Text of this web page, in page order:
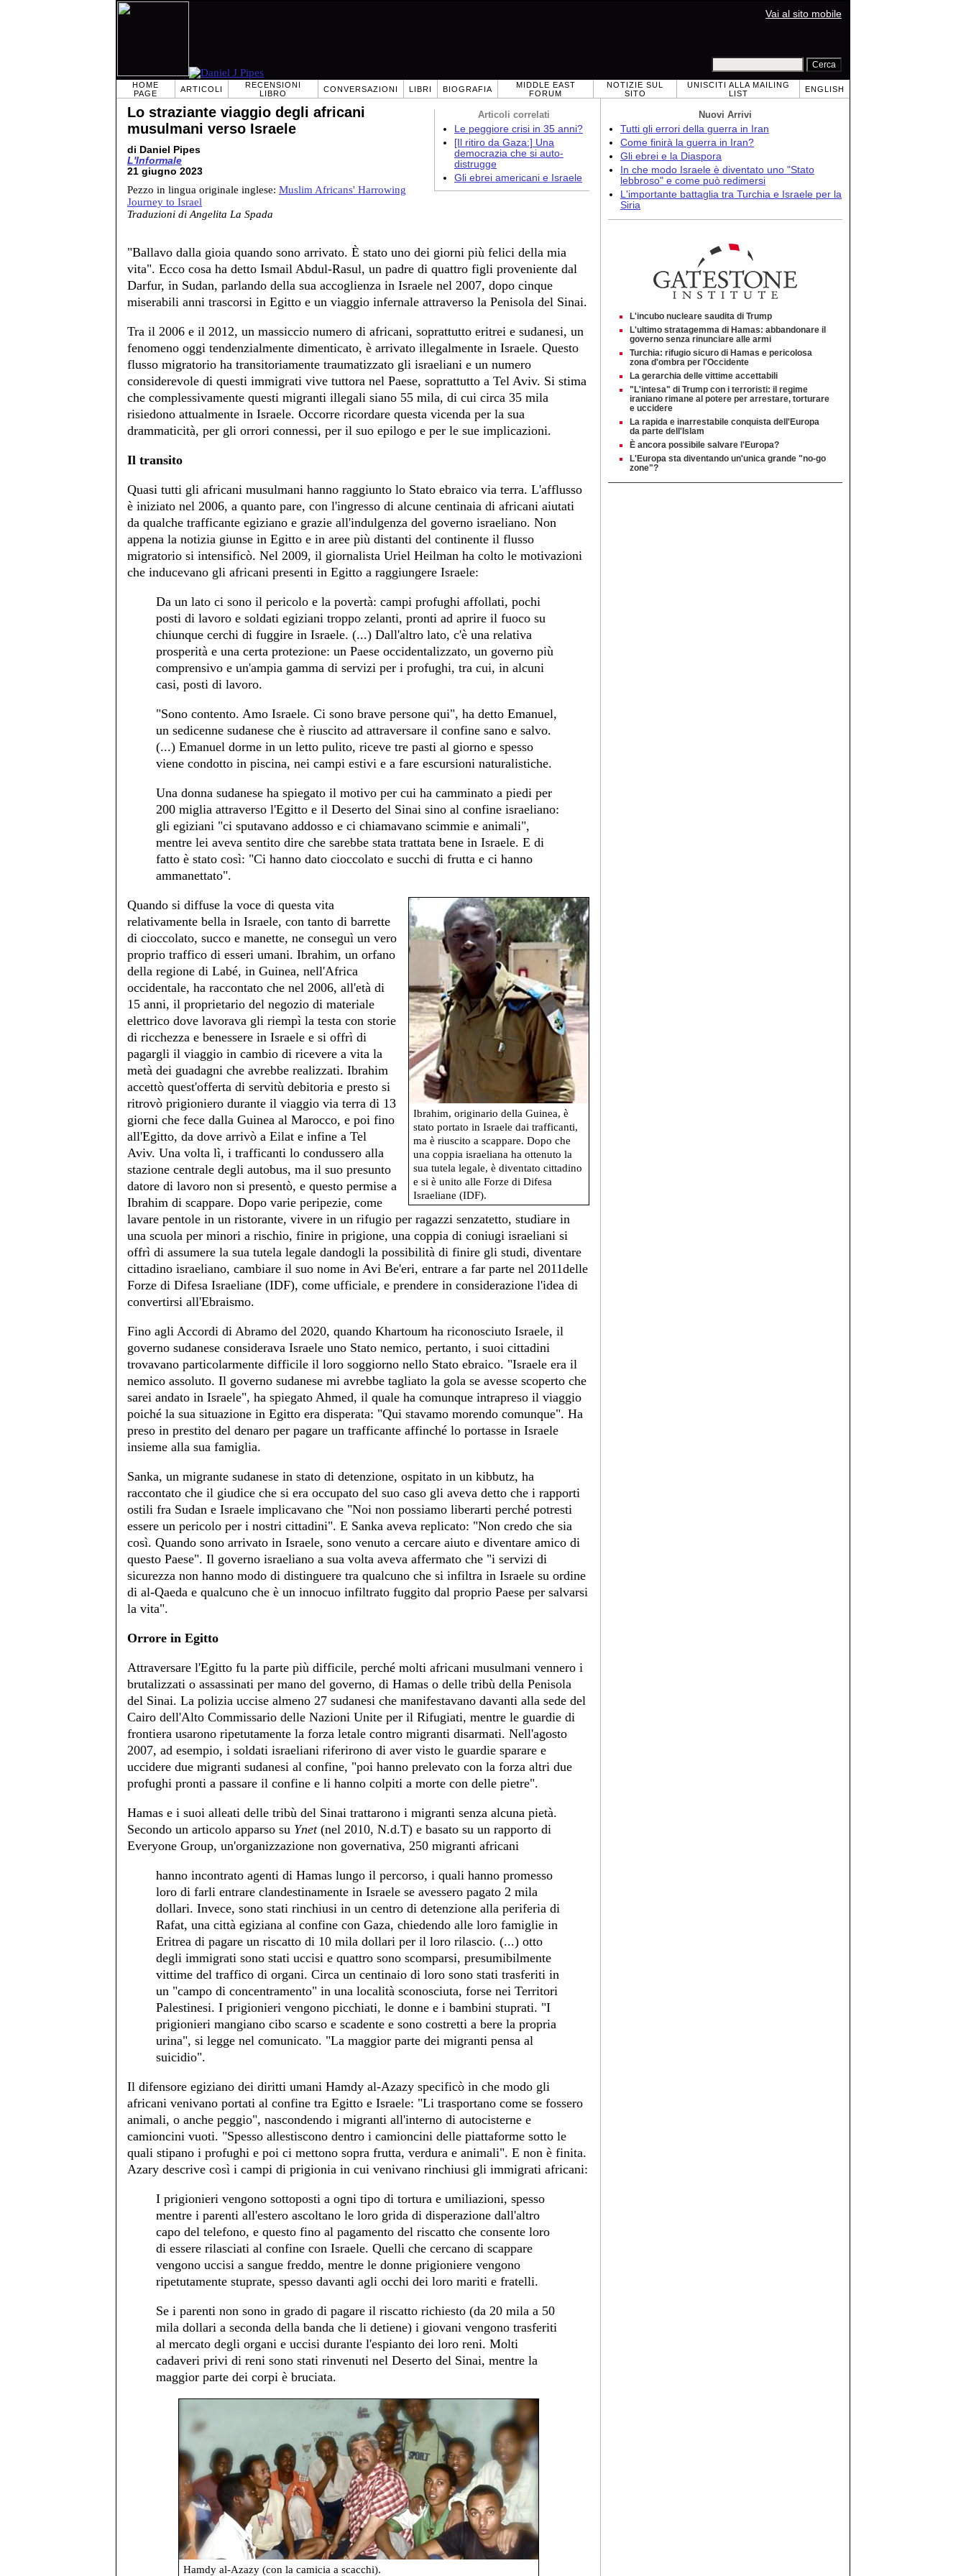
Vai al sito mobile
HOME
PAGE
ARTICOLI
RECENSIONI
LIBRO
CONVERSAZIONI LIBRI BIOGRAFIA
MIDDLE EAST
FORUM
NOTIZIE SUL
SITO
UNISCITI ALLA MAILING
LIST
ENGLISH
Articoli correlati
Le peggiore crisi in 35 anni?
[Il ritiro da Gaza:] Una
democrazia che si auto-
distrugge
Gli ebrei americani e Israele
Lo straziante viaggio degli africani
musulmani verso Israele
di Daniel Pipes
L'Informale
21 giugno 2023
Pezzo in lingua originale inglese: Muslim Africans' Harrowing
Journey to Israel
Traduzioni di Angelita La Spada
"Ballavo dalla gioia quando sono arrivato. È stato uno dei giorni più felici della mia
vita". Ecco cosa ha detto Ismail Abdul-Rasul, un padre di quattro figli proveniente dal
Darfur, in Sudan, parlando della sua accoglienza in Israele nel 2007, dopo cinque
miserabili anni trascorsi in Egitto e un viaggio infernale attraverso la Penisola del Sinai.
Tra il 2006 e il 2012, un massiccio numero di africani, soprattutto eritrei e sudanesi, un
fenomeno oggi tendenzialmente dimenticato, è arrivato illegalmente in Israele. Questo
flusso migratorio ha transitoriamente traumatizzato gli israeliani e un numero
considerevole di questi immigrati vive tuttora nel Paese, soprattutto a Tel Aviv. Si stima
che complessivamente questi migranti illegali siano 55 mila, di cui circa 35 mila
risiedono attualmente in Israele. Occorre ricordare questa vicenda per la sua
drammaticità, per gli orrori connessi, per il suo epilogo e per le sue implicazioni.
Il transito
Quasi tutti gli africani musulmani hanno raggiunto lo Stato ebraico via terra. L'afflusso
è iniziato nel 2006, a quanto pare, con l'ingresso di alcune centinaia di africani aiutati
da qualche trafficante egiziano e grazie all'indulgenza del governo israeliano. Non
appena la notizia giunse in Egitto e in aree più distanti del continente il flusso
migratorio si intensificò. Nel 2009, il giornalista Uriel Heilman ha colto le motivazioni
che inducevano gli africani presenti in Egitto a raggiungere Israele:
Da un lato ci sono il pericolo e la povertà: campi profughi affollati, pochi
posti di lavoro e soldati egiziani troppo zelanti, pronti ad aprire il fuoco su
chiunque cerchi di fuggire in Israele. (...) Dall'altro lato, c'è una relativa
prosperità e una certa protezione: un Paese occidentalizzato, un governo più
comprensivo e un'ampia gamma di servizi per i profughi, tra cui, in alcuni
casi, posti di lavoro.
"Sono contento. Amo Israele. Ci sono brave persone qui", ha detto Emanuel,
un sedicenne sudanese che è riuscito ad attraversare il confine sano e salvo.
(...) Emanuel dorme in un letto pulito, riceve tre pasti al giorno e spesso
viene condotto in piscina, nei campi estivi e a fare escursioni naturalistiche.
Una donna sudanese ha spiegato il motivo per cui ha camminato a piedi per
200 miglia attraverso l'Egitto e il Deserto del Sinai sino al confine israeliano:
gli egiziani "ci sputavano addosso e ci chiamavano scimmie e animali",
mentre lei aveva sentito dire che sarebbe stata trattata bene in Israele. E di
fatto è stato così: "Ci hanno dato cioccolato e succhi di frutta e ci hanno
ammanettato".
Ibrahim, originario della Guinea, è
stato portato in Israele dai trafficanti,
ma è riuscito a scappare. Dopo che
una coppia israeliana ha ottenuto la
sua tutela legale, è diventato cittadino
e si è unito alle Forze di Difesa
Israeliane (IDF).
Quando si diffuse la voce di questa vita
relativamente bella in Israele, con tanto di barrette
di cioccolato, succo e manette, ne conseguì un vero
proprio traffico di esseri umani. Ibrahim, un orfano
della regione di Labé, in Guinea, nell'Africa
occidentale, ha raccontato che nel 2006, all'età di
15 anni, il proprietario del negozio di materiale
elettrico dove lavorava gli riempì la testa con storie
di ricchezza e benessere in Israele e si offrì di
pagargli il viaggio in cambio di ricevere a vita la
metà dei guadagni che avrebbe realizzati. Ibrahim
accettò quest'offerta di servitù debitoria e presto si
ritrovò prigioniero durante il viaggio via terra di 13
giorni che fece dalla Guinea al Marocco, e poi fino
all'Egitto, da dove arrivò a Eilat e infine a Tel
Aviv. Una volta lì, i trafficanti lo condussero alla
stazione centrale degli autobus, ma il suo presunto
datore di lavoro non si presentò, e questo permise a
Ibrahim di scappare. Dopo varie peripezie, come
lavare pentole in un ristorante, vivere in un rifugio per ragazzi senzatetto, studiare in
una scuola per minori a rischio, finire in prigione, una coppia di coniugi israeliani si
offrì di assumere la sua tutela legale dandogli la possibilità di finire gli studi, diventare
cittadino israeliano, cambiare il suo nome in Avi Be'eri, entrare a far parte nel 2011delle
Forze di Difesa Israeliane (IDF), come ufficiale, e prendere in considerazione l'idea di
convertirsi all'Ebraismo.
Fino agli Accordi di Abramo del 2020, quando Khartoum ha riconosciuto Israele, il
governo sudanese considerava Israele uno Stato nemico, pertanto, i suoi cittadini
trovavano particolarmente difficile il loro soggiorno nello Stato ebraico. "Israele era il
nemico assoluto. Il governo sudanese mi avrebbe tagliato la gola se avesse scoperto che
sarei andato in Israele", ha spiegato Ahmed, il quale ha comunque intrapreso il viaggio
poiché la sua situazione in Egitto era disperata: "Qui stavamo morendo comunque". Ha
preso in prestito del denaro per pagare un trafficante affinché lo portasse in Israele
insieme alla sua famiglia.
Sanka, un migrante sudanese in stato di detenzione, ospitato in un kibbutz, ha
raccontato che il giudice che si era occupato del suo caso gli aveva detto che i rapporti
ostili fra Sudan e Israele implicavano che "Noi non possiamo liberarti perché potresti
essere un pericolo per i nostri cittadini". E Sanka aveva replicato: "Non credo che sia
così. Quando sono arrivato in Israele, sono venuto a cercare aiuto e diventare amico di
questo Paese". Il governo israeliano a sua volta aveva affermato che "i servizi di
sicurezza non hanno modo di distinguere tra qualcuno che si infiltra in Israele su ordine
di al-Qaeda e qualcuno che è un innocuo infiltrato fuggito dal proprio Paese per salvarsi
la vita".
Orrore in Egitto
Attraversare l'Egitto fu la parte più difficile, perché molti africani musulmani vennero i
brutalizzati o assassinati per mano del governo, di Hamas o delle tribù della Penisola
del Sinai. La polizia uccise almeno 27 sudanesi che manifestavano davanti alla sede del
Cairo dell'Alto Commissario delle Nazioni Unite per il Rifugiati, mentre le guardie di
frontiera usarono ripetutamente la forza letale contro migranti disarmati. Nell'agosto
2007, ad esempio, i soldati israeliani riferirono di aver visto le guardie sparare e
uccidere due migranti sudanesi al confine, "poi hanno prelevato con la forza altri due
profughi pronti a passare il confine e li hanno colpiti a morte con delle pietre".
Hamas e i suoi alleati delle tribù del Sinai trattarono i migranti senza alcuna pietà.
Secondo un articolo apparso su Ynet(nel 2010, N.d.T) e basato su un rapporto di
Everyone Group, un'organizzazione non governativa, 250 migranti africani
hanno incontrato agenti di Hamas lungo il percorso, i quali hanno promesso
loro di farli entrare clandestinamente in Israele se avessero pagato 2 mila
dollari. Invece, sono stati rinchiusi in un centro di detenzione alla periferia di
Rafat, una città egiziana al confine con Gaza, chiedendo alle loro famiglie in
Eritrea di pagare un riscatto di 10 mila dollari per il loro rilascio. (...) otto
degli immigrati sono stati uccisi e quattro sono scomparsi, presumibilmente
vittime del traffico di organi. Circa un centinaio di loro sono stati trasferiti in
un "campo di concentramento" in una località sconosciuta, forse nei Territori
Palestinesi. I prigionieri vengono picchiati, le donne e i bambini stuprati. "I
prigionieri mangiano cibo scarso e scadente e sono costretti a bere la propria
urina", si legge nel comunicato. "La maggior parte dei migranti pensa al
suicidio".
Il difensore egiziano dei diritti umani Hamdy al-Azazy specificò in che modo gli
africani venivano portati al confine tra Egitto e Israele: "Li trasportano come se fossero
animali, o anche peggio", nascondendo i migranti all'interno di autocisterne e
camioncini vuoti. "Spesso allestiscono dentro i camioncini delle piattaforme sotto le
quali stipano i profughi e poi ci mettono sopra frutta, verdura e animali". E non è finita.
Azary descrive così i campi di prigionia in cui venivano rinchiusi gli immigrati africani:
I prigionieri vengono sottoposti a ogni tipo di tortura e umiliazioni, spesso
mentre i parenti all'estero ascoltano le loro grida di disperazione dall'altro
capo del telefono, e questo fino al pagamento del riscatto che consente loro
di essere rilasciati al confine con Israele. Quelli che cercano di scappare
vengono uccisi a sangue freddo, mentre le donne prigioniere vengono
ripetutamente stuprate, spesso davanti agli occhi dei loro mariti e fratelli.
Se i parenti non sono in grado di pagare il riscatto richiesto (da 20 mila a 50
mila dollari a seconda della banda che li detiene) i giovani vengono trasferiti
al mercato degli organi e uccisi durante l'espianto dei loro reni. Molti
cadaveri privi di reni sono stati rinvenuti nel Deserto del Sinai, mentre la
maggior parte dei corpi è bruciata.
Hamdy al-Azazy (con la camicia a scacchi).
Nuovi Arrivi
Tutti gli errori della guerra in Iran
Come finirà la guerra in Iran?
Gli ebrei e la Diaspora
In che modo Israele è diventato uno "Stato
lebbroso" e come può redimersi
L'importante battaglia tra Turchia e Israele per la
Siria
L'incubo nucleare saudita di Trump
L'ultimo stratagemma di Hamas: abbandonare il
governo senza rinunciare alle armi
Turchia: rifugio sicuro di Hamas e pericolosa
zona d'ombra per l'Occidente
La gerarchia delle vittime accettabili
"L'intesa" di Trump con i terroristi: il regime
iraniano rimane al potere per arrestare, torturare
e uccidere
La rapida e inarrestabile conquista dell'Europa
da parte dell'Islam
È ancora possibile salvare l'Europa?
L'Europa sta diventando un'unica grande "no-go
zone"?